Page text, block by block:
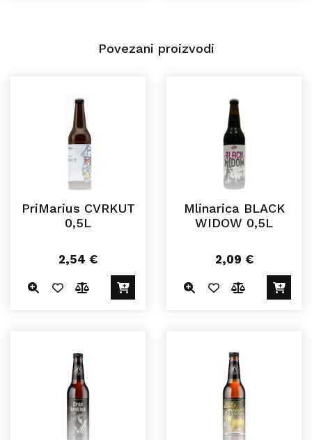
Povezani proizvodi
PriMarius CVRKUT
0,5L
2,54 €
Mlinarica BLACK
WIDOW 0,5L
2,09 €